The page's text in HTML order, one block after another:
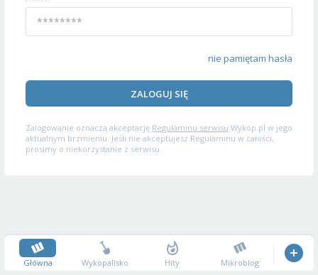
nie pamiętam hasła
ZALOGUJ SIĘ
Zalogowanie oznacza akceptację Regulaminu serwisu Wykop.pl w jego
aktualnym brzmieniu. Jeśli nie akceptujesz Regulaminu w całości,
prosimy o niekorzystanie z serwisu.
Główna Wykopalisko Hity Mikroblog